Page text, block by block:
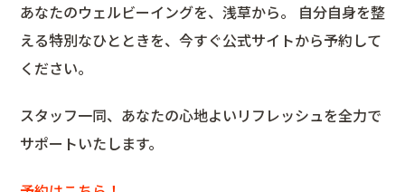
あなたのウェルビーイングを、浅草から。 自分自身を整
える特別なひとときを、今すぐ公式サイトから予約して
ください。
スタッフ一同、あなたの心地よいリフレッシュを全力で
サポートいたします。